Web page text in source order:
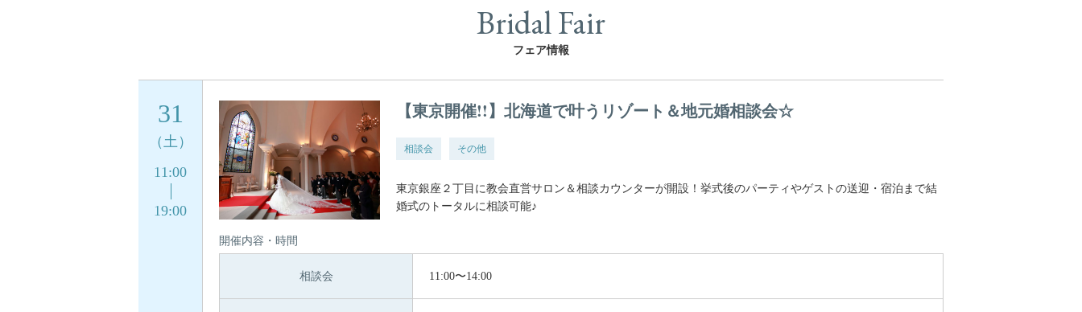
Bridal Fair
フェア情報
31
（土）
11:00
19:00
【東京開催!!】北海道で叶うリゾート＆地元婚相談会☆
相談会 その他
東京銀座２丁目に教会直営サロン＆相談カウンターが開設！挙式後のパーティやゲストの送迎・宿泊まで結
婚式のトータルに相談可能♪
開催内容・時間
相談会 11:00〜14:00